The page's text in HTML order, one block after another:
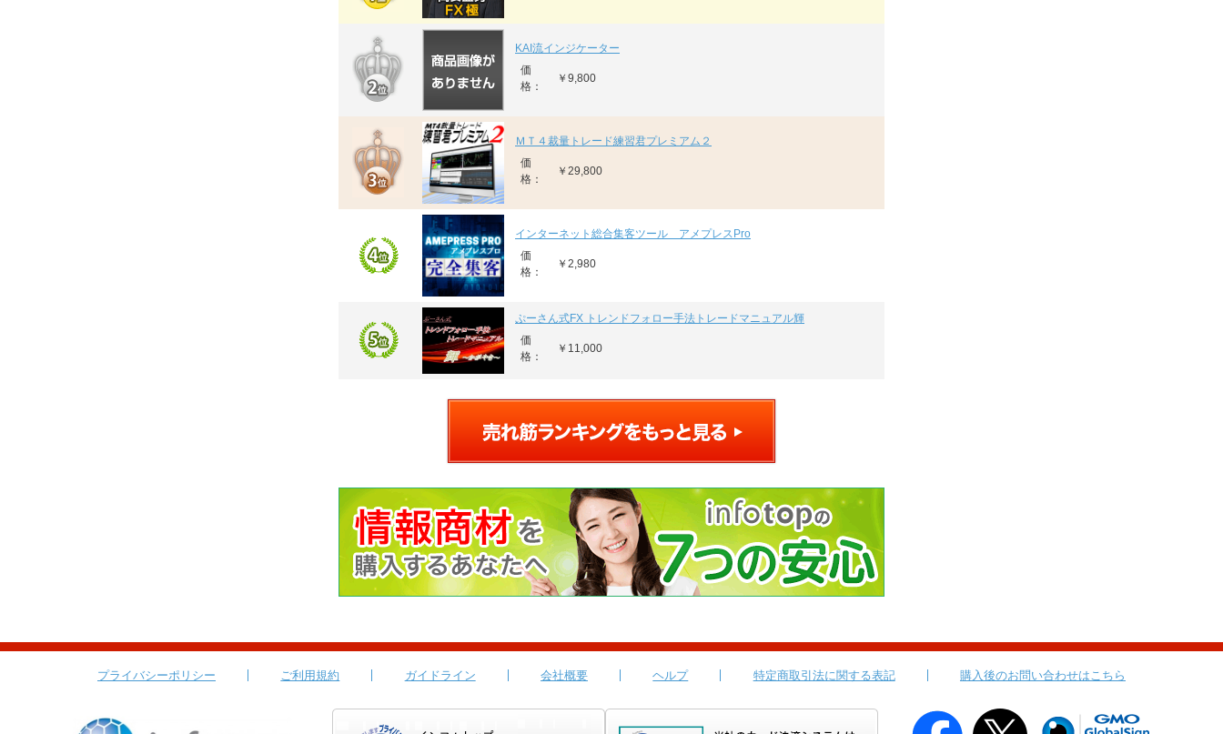
KAI流インジケーター
価
格：
￥9,800
ＭＴ４裁量トレード練習君プレミアム２
価
格：
￥29,800
インターネット総合集客ツール アメプレスPro
価
格：
￥2,980
ぷーさん式FX トレンドフォロー手法トレードマニュアル輝
価
格：
￥11,000
プライバシーポリシー ご利用規約 ガイドライン 会社概要 ヘルプ 特定商取引法に関する表記 購入後のお問い合わせはこちら